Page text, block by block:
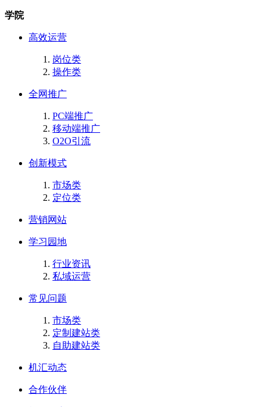
学院
高效运营
岗位类
操作类
全网推广
PC端推广
移动端推广
O2O引流
创新模式
市场类
定位类
营销网站
学习园地
行业资讯
私域运营
常见问题
市场类
定制建站类
自助建站类
机汇动态
合作伙伴